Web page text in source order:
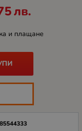
лв.
и плащане